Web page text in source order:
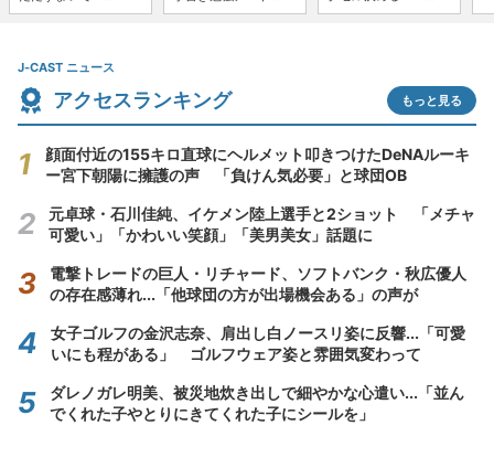
J-CAST ニュース
アクセスランキング もっと見る
顔面付近の155キロ直球にヘルメット叩きつけたDeNAルーキ
ー宮下朝陽に擁護の声 「負けん気必要」と球団OB
元卓球・石川佳純、イケメン陸上選手と2ショット 「メチャ
可愛い」「かわいい笑顔」「美男美女」話題に
電撃トレードの巨人・リチャード、ソフトバンク・秋広優人
の存在感薄れ...「他球団の方が出場機会ある」の声が
女子ゴルフの金沢志奈、肩出し白ノースリ姿に反響...「可愛
いにも程がある」 ゴルフウェア姿と雰囲気変わって
ダレノガレ明美、被災地炊き出しで細やかな心遣い...「並ん
でくれた子やとりにきてくれた子にシールを」